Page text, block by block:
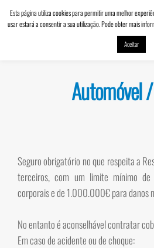
e Seguros
Automóvel
Seguro obrigatório no que respeita a
terceiros, com um limite mínimo
corporais e de 1.000.000€ para danos
No entanto é aconselhável contratar
Em caso de acidente ou de choque:
Esta página utiliza cookies para permitir uma melhor
usar estará a consentir a sua utilização. Pode obter mais
Aceitar